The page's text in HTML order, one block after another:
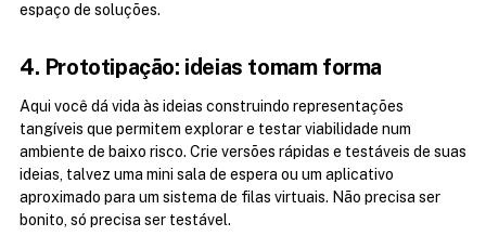
espaço de soluções.
4. Prototipação: ideias tomam forma
Aqui você dá vida às ideias construindo representações
tangíveis que permitem explorar e testar viabilidade num
ambiente de baixo risco. Crie versões rápidas e testáveis de suas
ideias, talvez uma mini sala de espera ou um aplicativo
aproximado para um sistema de filas virtuais. Não precisa ser
bonito, só precisa ser testável.